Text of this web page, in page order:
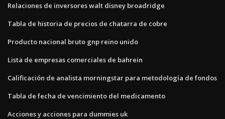
Relaciones de inversores walt disney broadridge
Tabla de historia de precios de chatarra de cobre
Producto nacional bruto gnp reino unido
Lista de empresas comerciales de bahrein
Calificación de analista morningstar para metodología de fondos
Tabla de fecha de vencimiento del medicamento
Acciones y acciones para dummies uk